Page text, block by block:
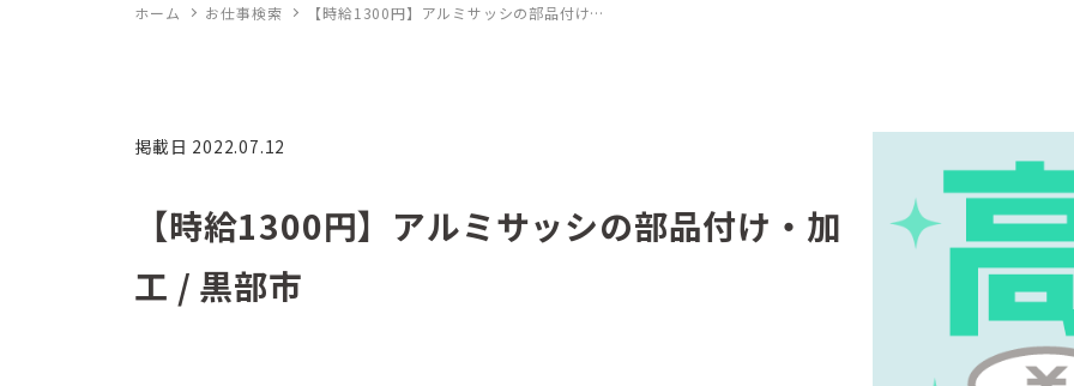
ホーム お仕事検索 【時給1300円】アルミサッシの部品付け…
掲載日 2022.07.12
【時給1300円】アルミサッシの部品付け・加
工 / 黒部市